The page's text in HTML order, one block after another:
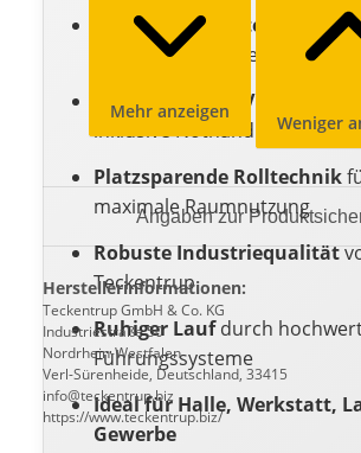
Wärmegedämmte
reduzierte Energieverluste
Elektrischer 400V
inklusive Nothandkurbel
Platzsparende Rolltechnik
maximale Raumnutzung
Robuste Industriequalität
Teckentrup
Ruhiger Laufdurch
Führungssysteme
Ideal für Halle, Werkstatt,
Gewerbe
Mehr anzeigen
Weniger
Angaben zur
Herstellerinformationen:
Teckentrup GmbH & Co. KG
Industriestraße 50
Nordrhein-Westfalen
Verl-Sürenheide, Deutschland, 33415
info@teckentrup.biz
https://www.teckentrup.biz/